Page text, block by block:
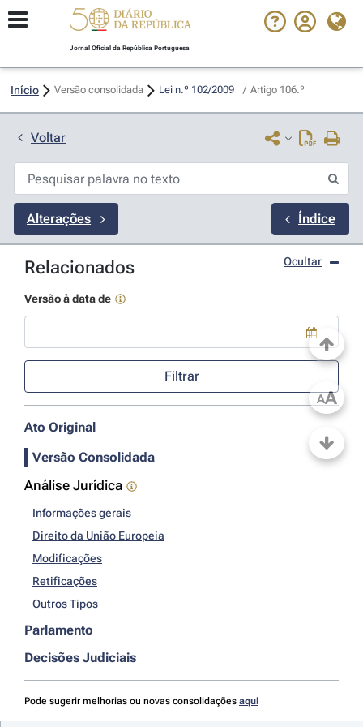
Jornal Oficial da República Portuguesa
Início Versão consolidada Lei n.º 102/2009 / Artigo 106.º
Voltar
Alterações Índice
Relacionados Ocultar
Versão à data de
Use a tecla de seta para baixo para abrir o calendário; Use as
Filtrar
Ato Original
Versão Consolidada
Análise Jurídica
Informações gerais
Direito da União Europeia
Modificações
Retificações
Outros Tipos
Parlamento
Decisões Judiciais
Pode sugerir melhorias ou novas consolidações aqui
AA